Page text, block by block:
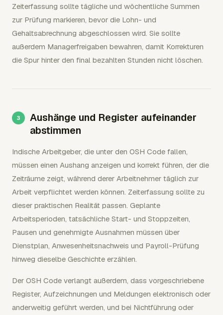
Zeiterfassung sollte tägliche und wöchentliche Summen
zur Prüfung markieren, bevor die Lohn- und
Gehaltsabrechnung abgeschlossen wird. Sie sollte
außerdem Managerfreigaben bewahren, damit Korrekturen
die Spur hinter den final bezahlten Stunden nicht löschen.
Aushänge und Register aufeinander
abstimmen
Indische Arbeitgeber, die unter den OSH Code fallen,
müssen einen Aushang anzeigen und korrekt führen, der die
Zeiträume zeigt, während derer Arbeitnehmer täglich zur
Arbeit verpflichtet werden können. Zeiterfassung sollte zu
dieser praktischen Realität passen. Geplante
Arbeitsperioden, tatsächliche Start- und Stoppzeiten,
Pausen und genehmigte Ausnahmen müssen über
Dienstplan, Anwesenheitsnachweis und Payroll-Prüfung
hinweg dieselbe Geschichte erzählen.
Der OSH Code verlangt außerdem, dass vorgeschriebene
Register, Aufzeichnungen und Meldungen elektronisch oder
anderweitig geführt werden, und bei Nichtführung oder